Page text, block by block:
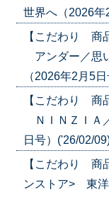
世界へ（2026年
【こだわり
アンダー／思
（2026年2月5
【こだわり 商
ＮＩＮＺＩＡ
日号）('26/02/
【こだわり 商
ンストア> 東洋